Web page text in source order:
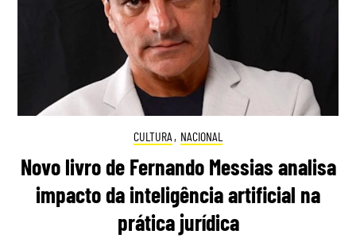
CULTURA , NACIONAL
Novo livro de Fernando Messias analisa
impacto da inteligência artificial na
prática jurídica